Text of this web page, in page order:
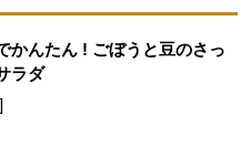
かんたん ! ごぼうと豆のさっ
ラダ